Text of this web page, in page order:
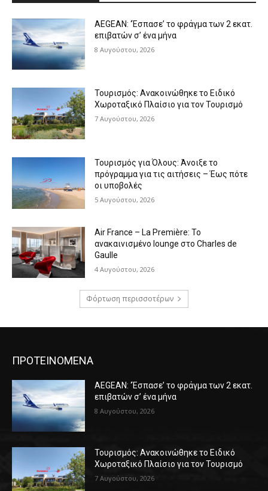
AEGEAN: ‘Έσπασε’ το φράγμα των 2 εκατ.
επιβατών σ’ ένα μήνα
8 Αυγούστου, 2026
Τουρισμός: Ανακοινώθηκε το Ειδικό
Χωροταξικό Πλαίσιο για τον Τουρισμό
7 Αυγούστου, 2026
Τουρισμός για Όλους: Άνοιξε το
πρόγραμμα για τις αιτήσεις – Έως πότε
οι υποβολές
5 Αυγούστου, 2026
Air France – La Première: Το
ανακαινισμένο lounge στο Charles de
Gaulle
4 Αυγούστου, 2026
Φόρτωση περισσοτέρων
ΠΡΟΤΕΙΝΟΜΕΝΑ
AEGEAN: ‘Έσπασε’ το φράγμα των 2 εκατ.
επιβατών σ’ ένα μήνα
8 Αυγούστου, 2026
Τουρισμός: Ανακοινώθηκε το Ειδικό
Χωροταξικό Πλαίσιο για τον Τουρισμό
7 Αυγούστου, 2026